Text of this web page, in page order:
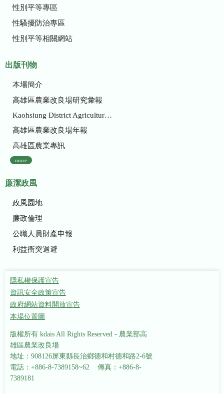
性別平等專區
性騷擾防治專區
性別平等相關網站
出版刊物
本場簡介
高雄區農業改良場研究彙報
Kaohsiung District Agricultural Research and Extension Station
高雄區農業改良場年報
高雄區農業專訊
more
廉潔政風
政風園地
廉政倫理
公職人員財產申報
利益衝突迴避
隱私權保護宣告
資訊安全政策宣告
政府網站資料開放宣告
本場位置圖
版權所有 kdais All Rights Reserved - 農業部高
雄區農業改良場
地址：908126屏東縣長治鄉德和村德和路2-6號
電話：+886-8-7389158~62 傳真：+886-8-
7389181